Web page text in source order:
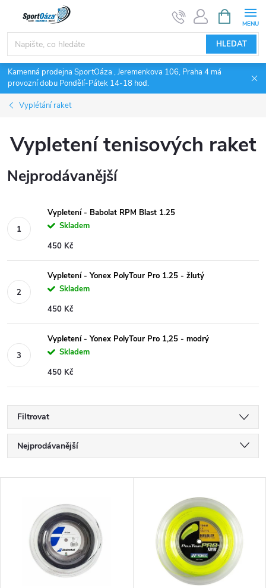
obsah
HLEDAT
NÁKUPNÍ
KOŠÍK
Kamenná prodejna SportOáza , Jeremenkova 106, Praha 4 má
provozní dobu Pondělí-Pátek 14-18 hod.
Vyplétání raket
Vypletení tenisových raket
Nejprodávanější
Vypletení - Babolat RPM Blast 1.25
Skladem
450 Kč
Vypletení - Yonex PolyTour Pro 1.25 - žlutý
Skladem
450 Kč
Vypletení - Yonex PolyTour Pro 1,25 - modrý
Skladem
450 Kč
Filtrovat
Ř
a
Nejprodávanější
Abecedně